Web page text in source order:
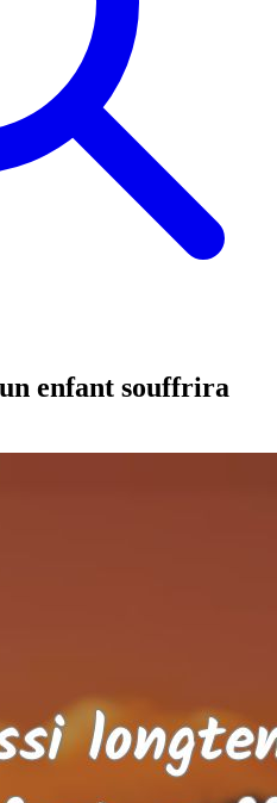
enfant souffrira